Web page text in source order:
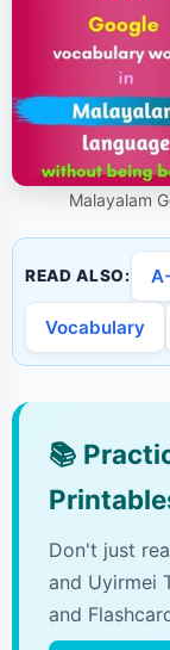
Malayalam
READ ALSO:
Vocabulary
📚
Don't just
and Uyirmei
and